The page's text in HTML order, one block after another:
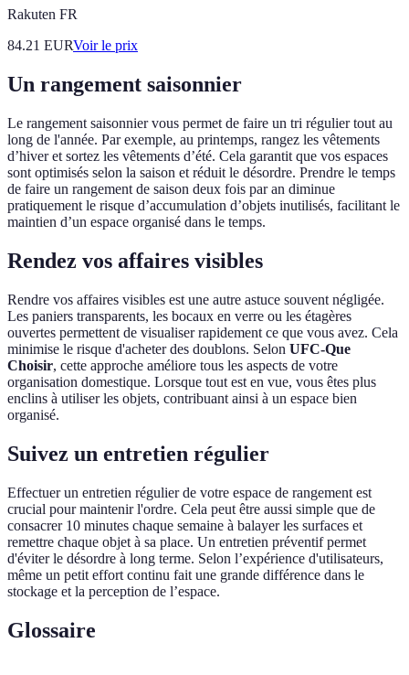
Rakuten FR
84.21 EURVoir le prix
Un rangement saisonnier
Le rangement saisonnier vous permet de faire un tri régulier tout au
long de l'année. Par exemple, au printemps, rangez les vêtements
d’hiver et sortez les vêtements d’été. Cela garantit que vos espaces
sont optimisés selon la saison et réduit le désordre. Prendre le temps
de faire un rangement de saison deux fois par an diminue
pratiquement le risque d’accumulation d’objets inutilisés, facilitant le
maintien d’un espace organisé dans le temps.
Rendez vos affaires visibles
Rendre vos affaires visibles est une autre astuce souvent négligée.
Les paniers transparents, les bocaux en verre ou les étagères
ouvertes permettent de visualiser rapidement ce que vous avez. Cela
minimise le risque d'acheter des doublons. Selon UFC-Que
Choisir, cette approche améliore tous les aspects de votre
organisation domestique. Lorsque tout est en vue, vous êtes plus
enclins à utiliser les objets, contribuant ainsi à un espace bien
organisé.
Suivez un entretien régulier
Effectuer un entretien régulier de votre espace de rangement est
crucial pour maintenir l'ordre. Cela peut être aussi simple que de
consacrer 10 minutes chaque semaine à balayer les surfaces et
remettre chaque objet à sa place. Un entretien préventif permet
d'éviter le désordre à long terme. Selon l’expérience d'utilisateurs,
même un petit effort continu fait une grande différence dans le
stockage et la perception de l’espace.
Glossaire